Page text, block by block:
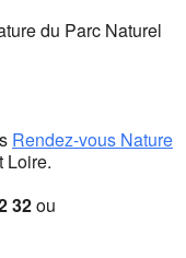
du Parc Naturel
Rendez-vous Nature
Loire.
32ou